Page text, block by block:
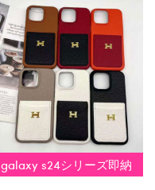
galaxy s24シリーズ即納